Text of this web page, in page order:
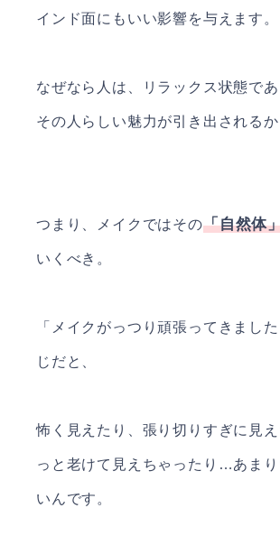
インド面にもいい影響を与えます。
なぜなら人は、リラックス状態で
その人らしい魅力が引き出されるか
つまり、メイクではその「自然体
いくべき。
「メイクがっつり頑張ってきまし
じだと、
怖く見えたり、張り切りすぎに見え
っと老けて見えちゃったり…あま
いんです。